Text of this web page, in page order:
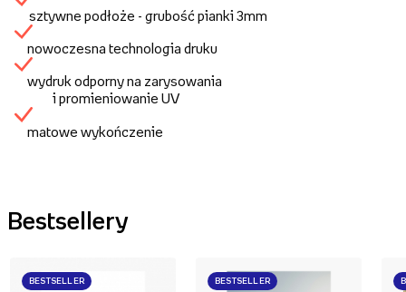
sztywne podłoże - grubość pianki 3mm
nowoczesna technologia druku
wydruk odporny na zarysowania
i promieniowanie UV
matowe wykończenie
Bestsellery
BESTSELLER BESTSELLER